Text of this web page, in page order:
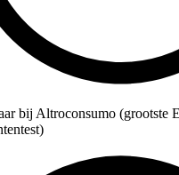
bij Altroconsumo (grootste